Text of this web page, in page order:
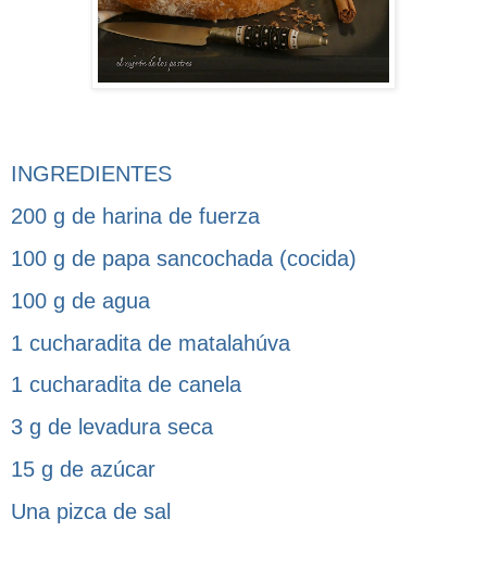
INGREDIENTES
200 g de harina de fuerza
100 g de papa sancochada (cocida)
100 g de agua
1 cucharadita de matalahúva
1 cucharadita de canela
3 g de levadura seca
15 g de azúcar
Una pizca de sal